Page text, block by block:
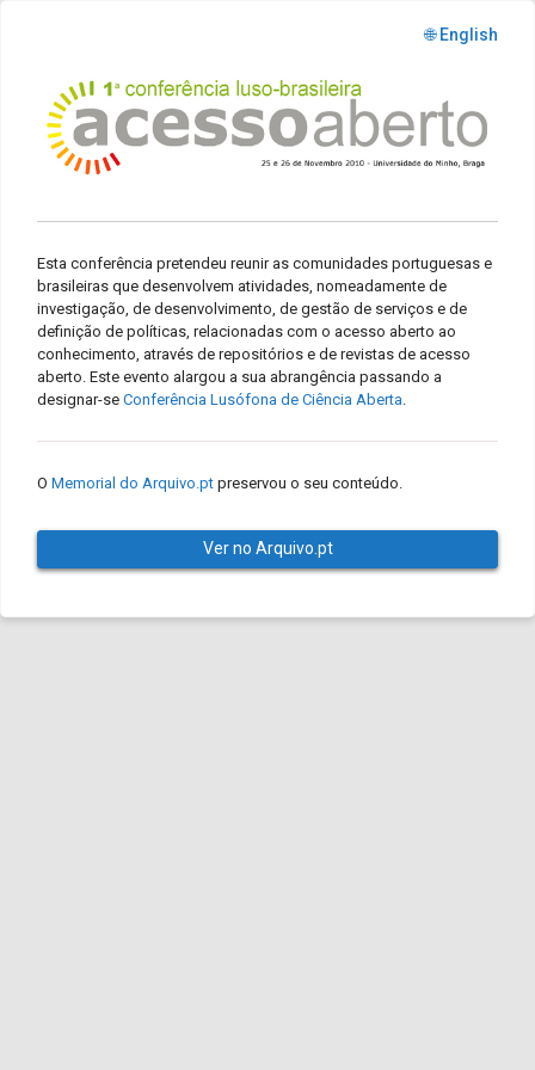
🌐 English
Esta conferência pretendeu reunir as comunidades portuguesas e
brasileiras que desenvolvem atividades, nomeadamente de
investigação, de desenvolvimento, de gestão de serviços e de
definição de políticas, relacionadas com o acesso aberto ao
conhecimento, através de repositórios e de revistas de acesso
aberto. Este evento alargou a sua abrangência passando a
designar-se Conferência Lusófona de Ciência Aberta
O Memorial do Arquivo.pt preservou o seu conteúdo.
Ver no Arquivo.pt